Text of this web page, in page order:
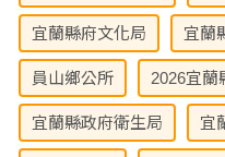
宜蘭縣府文化局 宜蘭
員山鄉公所 2026宜蘭
宜蘭縣政府衛生局 宜